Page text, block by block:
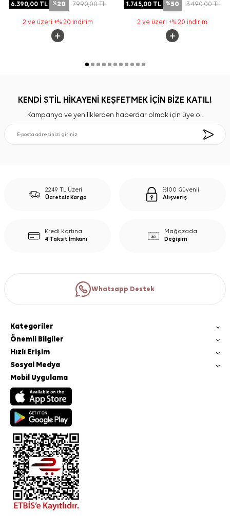
6.390,00TL %20 7.990,00TL
2 ve üzeri +% 20 indirim
1.745,00TL %50 3.490,00TL
2 ve üzeri +% 20 indirim
KENDİ STİL HİKAYENİ KEŞFETMEK İÇİN BİZE KATIL!
Kampanya ve yeniliklerden haberdar olmak için üye ol.
2249 TL Üzeri
Ücretsiz Kargo
%100 Güvenli
Alışveriş
Kredi Kartına
4 Taksit İmkanı
Mağazada
Değişim
Whatsapp Destek
Kategoriler
Önemli Bilgiler
Hızlı Erişim
Sosyal Medya
Mobil Uygulama